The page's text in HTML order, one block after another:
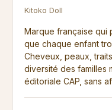
Kitoko Doll
Marque française qui
que chaque enfant
Cheveux, peaux,
diversité des familles
éditoriale CAP, sans